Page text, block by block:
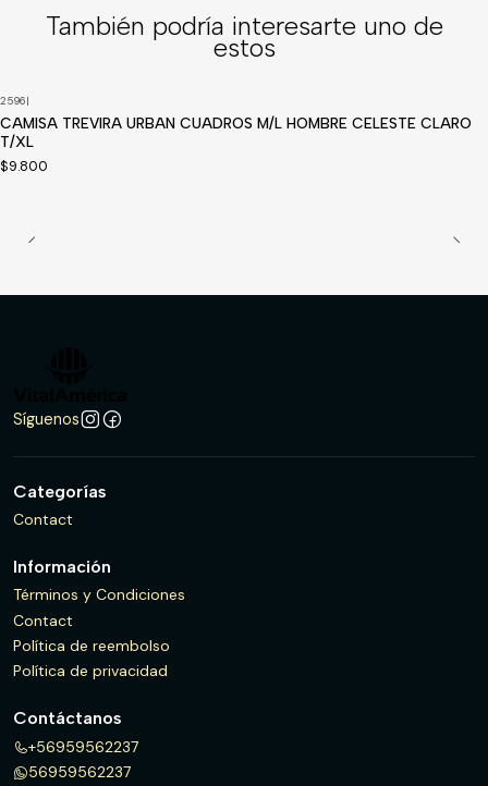
También podría interesarte uno de
estos
2596|
CAMISA TREVIRA URBAN CUADROS M/L HOMBRE CELESTE CLARO
T/XL
$9.800
Síguenos
Categorías
Contact
Información
Términos y Condiciones
Contact
Política de reembolso
Política de privacidad
Contáctanos
+56959562237
56959562237